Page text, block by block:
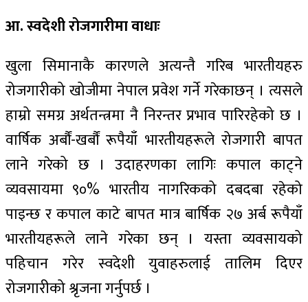
आ. स्वदेशी रोजगारीमा वाधाः
खुला सिमानाकै कारणले अत्यन्तै गरिब भारतीयहरु
रोजगारीको खोजीमा नेपाल प्रवेश गर्ने गरेकाछन् । त्यसले
हाम्रो समग्र अर्थतन्त्रमा नै निरन्तर प्रभाव पारिरहेको छ ।
वार्षिक अर्बौं-खर्बौं रूपैयाँ भारतीयहरूले रोजगारी बापत
लाने गरेको छ । उदाहरणका लागिः कपाल काट्ने
व्यवसायमा ९०% भारतीय नागरिकको दबदबा रहेको
पाइन्छ र कपाल काटे बापत मात्र बार्षिक २७ अर्ब रूपैयाँ
भारतीयहरूले लाने गरेका छन् । यस्ता व्यवसायको
पहिचान गरेर स्वदेशी युवाहरुलाई तालिम दिएर
रोजगारीको श्रृजना गर्नुपर्छ ।